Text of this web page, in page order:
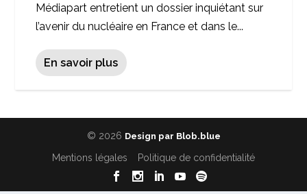
Médiapart entretient un dossier inquiétant sur
l’avenir du nucléaire en France et dans le...
En savoir plus
© 2026 Design par Blob.blue
Mentions légales Politique de confidentialité